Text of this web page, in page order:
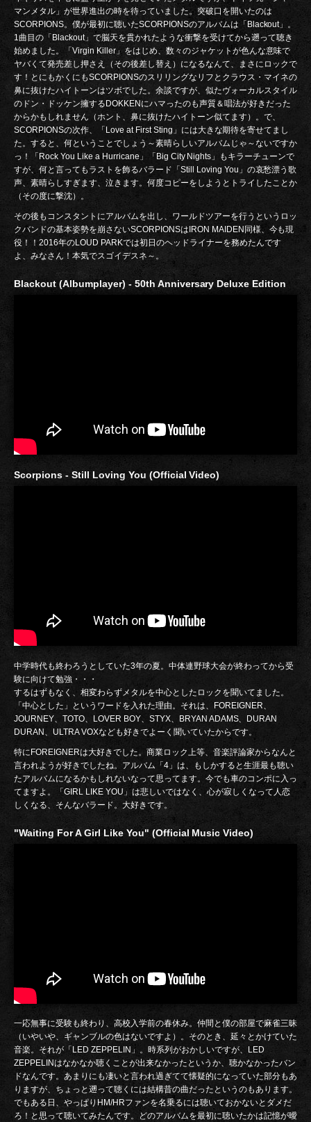
マンメタル」が世界進出の時を待っていました。突破口を開いたのは
SCORPIONS。僕が最初に聴いたSCORPIONSのアルバムは「Blackout」。
1曲目の「Blackout」で脳天を貫かれたような衝撃を受けてから遡って聴き
始めました。「Virgin Killer」をはじめ、数々のジャケットが色んな意味で
ヤバくて発売差し押さえ（その後差し替え）になるなんて、まさにロックで
す！とにもかくにもSCORPIONSのスリリングなリフとクラウス・マイネの
鼻に抜けたハイトーンはツボでした。余談ですが、似たヴォーカルスタイル
のドン・ドッケン擁するDOKKENにハマったのも声質＆唱法が好きだった
からかもしれません（ホント、鼻に抜けたハイトーン似てます）。で、
SCORPIONSの次作、「Love at First Sting」には大きな期待を寄せてまし
た。すると、何ということでしょう～素晴らしいアルバムじゃ～ないですか
っ！「Rock You Like a Hurricane」「Big City Nights」もキラーチューンで
すが、何と言ってもラストを飾るバラード「Still Loving You」の哀愁漂う歌
声、素晴らしすぎます、泣きます。何度コピーをしようとトライしたことか
（その度に撃沈）。
その後もコンスタントにアルバムを出し、ワールドツアーを行うというロッ
クバンドの基本姿勢を崩さないSCORPIONSはIRON MAIDEN同様、今も現
役！！2016年のLOUD PARKでは初日のヘッドライナーを務めたんです
よ、みなさん！本気でスゴイデスネ～。
Blackout (Albumplayer) - 50th Anniversary Deluxe Edition
Scorpions - Still Loving You (Official Video)
中学時代も終わろうとしていた3年の夏。中体連野球大会が終わってから受
験に向けて勉強・・・
するはずもなく、相変わらずメタルを中心としたロックを聞いてました。
「中心とした」というワードを入れた理由。それは、FOREIGNER、
JOURNEY、TOTO、LOVER BOY、STYX、BRYAN ADAMS、DURAN
DURAN、ULTRA VOXなども好きでよーく聞いていたからです。
特にFOREIGNERは大好きでした。商業ロック上等、音楽評論家からなんと
言われようが好きでしたね。アルバム「4」は、もしかすると生涯最も聴い
たアルバムになるかもしれないなって思ってます。今でも車のコンポに入っ
てますよ。「GIRL LIKE YOU」は悲しいではなく、心が寂しくなって人恋
しくなる、そんなバラード。大好きです。
"Waiting For A Girl Like You" (Official Music Video)
一応無事に受験も終わり、高校入学前の春休み。仲間と僕の部屋で麻雀三昧
（いやいや、ギャンブルの色はないですよ）。そのとき、延々とかけていた
音楽。それが「LED ZEPPELIN」。時系列がおかしいですが、LED
ZEPPELINはなかなか聴くことが出来なかったというか、聴かなかったバン
ドなんです。あまりにも凄いと言われ過ぎてて懐疑的になっていた部分もあ
りますが、ちょっと遡って聴くには結構昔の曲だったというのもあります。
でもある日、やっぱりHM/HRファンを名乗るには聴いておかないとダメだ
ろ！と思って聴いてみたんです。どのアルバムを最初に聴いたかは記憶が曖